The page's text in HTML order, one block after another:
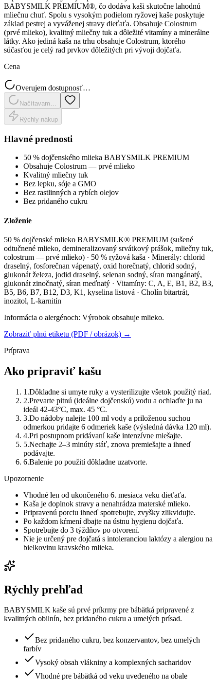
BABYSMILK PREMIUM®, čo dodáva kaši skutočne lahodnú
mliečnu chuť. Spolu s vysokým podielom ryžovej kaše poskytuje
základ pestrej a vyváženej stravy dieťaťa. Obsahuje Colostrum
(prvé mlieko), kvalitný mliečny tuk a dôležité vitamíny a minerálne
látky. Ako jediná kaša na trhu obsahuje Colostrum, ktorého
súčasťou je celý rad prvkov dôležitých pri vývoji dojčaťa.
Cena
Overujem dostupnosť…
Načítavam…
Rýchly nákup
Hlavné prednosti
50 % dojčenského mlieka BABYSMILK PREMIUM
Obsahuje Colostrum — prvé mlieko
Kvalitný mliečny tuk
Bez lepku, sóje a GMO
Bez rastlinných a rybích olejov
Bez pridaného cukru
Zloženie
50 % dojčenské mlieko BABYSMILK® PREMIUM (sušené
odtučnené mlieko, demineralizovaný srvátkový prášok, mliečny tuk,
colostrum — prvé mlieko) · 50 % ryžová kaša · Minerály: chlorid
draselný, fosforečnan vápenatý, oxid horečnatý, chlorid sodný,
glukonát železa, jodid draselný, selenan sodný, síran mangánatý,
glukonát zinočnatý, síran meďnatý · Vitamíny: C, A, E, B1, B2, B3,
B5, B6, B7, B12, D3, K1, kyselina listová · Cholín bitartrát,
inozitol, L-karnitín
Informácia o alergénoch: Výrobok obsahuje mlieko.
Zobraziť plnú etiketu (PDF / obrázok) →
Príprava
Ako pripraviť kašu
1 .Dôkladne si umyte ruky a vysterilizujte všetok použitý riad.
2.Prevarte pitnú (ideálne dojčenskú) vodu a ochlaďte ju na
ideál 42-43°C, max. 45 °C.
3.Do nádoby nalejte 100 ml vody a priloženou suchou
odmerkou pridajte 6 odmeriek kaše (výsledná dávka 120 ml).
4.Pri postupnom pridávaní kaše intenzívne miešajte.
5.Nechajte 2–3 minúty stáť, znova premiešajte a ihneď
podávajte.
6.Balenie po použití dôkladne uzatvorte.
Upozornenie
Vhodné len od ukončeného 6. mesiaca veku dieťaťa.
Kaša je doplnok stravy a nenahrádza materské mlieko.
Pripravenú porciu ihneď spotrebujte, zvyšky zlikvidujte.
Po každom kŕmení dbajte na ústnu hygienu dojčaťa.
Spotrebujte do 3 týždňov po otvorení.
Nie je určený pre dojčatá s intoleranciou laktózy a alergiou na
bielkovinu kravského mlieka.
Rýchly prehľad
BABYSMILK kaše sú prvé príkrmy pre bábätká pripravené z
kvalitných obilnín, bez pridaného cukru a umelých prísad.
Bez pridaného cukru, bez konzervantov, bez umelých
farbív
Vysoký obsah vlákniny a komplexných sacharidov
Vhodné pre bábätká od veku uvedeného na obale